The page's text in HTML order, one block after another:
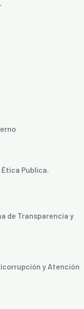
Publica.
de Transparencia y
y Atención